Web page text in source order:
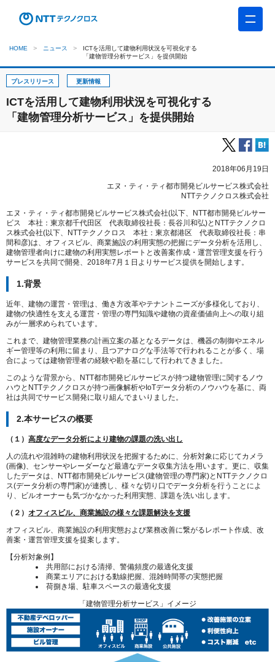
HOME ニュース
ICTを活用して建物利用状況を可視化する
「建物管理分析サービス」を提供開始
プレスリリース 更新情報
ICTを活用して建物利用状況を可視化する
「建物管理分析サービス」を提供開始
2018年06月19日
エヌ・ティ・ティ都市開発ビルサービス株式会社
NTTテクノクロス株式会社
エヌ・ティ・ティ都市開発ビルサービス株式会社(以下、NTT都市開発ビルサー
ビス 本社：東京都千代田区 代表取締役社長：長谷川和弘)とNTTテクノクロ
ス株式会社(以下、NTTテクノクロス 本社：東京都港区 代表取締役社長：串
間和彦)は、オフィスビル、商業施設の利用実態の把握にデータ分析を活用し、
建物管理者向けに建物の利用実態レポートと改善案作成・運営管理支援を行う
サービスを共同で開発、2018年7月１日よりサービス提供を開始します。
1.背景
近年、建物の運営・管理は、働き方改革やテナントニーズが多様化しており、
建物の快適性を支える運営・管理の専門知識や建物の資産価値向上への取り組
みが一層求められています。
これまで、建物管理業務の計画立案の基となるデータは、機器の制御やエネル
ギー管理等の利用に留まり、且つアナログな手法等で行われることが多く、場
合によっては建物管理者の経験や勘を基にして行われてきました。
このような背景から、NTT都市開発ビルサービスが持つ建物管理に関するノウ
ハウとNTTテクノクロスが持つ画像解析やIoTデータ分析のノウハウを基に、両
社は共同でサービス開発に取り組んでまいりました。
2.本サービスの概要
（１） 高度なデータ分析により建物の課題の洗い出し
人の流れや混雑時の建物利用状況を把握するために、分析対象に応じてカメラ
(画像)、センサーやレーダーなど最適なデータ収集方法を用います。更に、収集
したデータは、NTT都市開発ビルサービス(建物管理の専門家)とNTTテクノクロ
ス(データ分析の専門家)が連携し、様々な切り口でデータ分析を行うことによ
り、ビルオーナーも気づかなかった利用実態、課題を洗い出します。
（２） オフィスビル、商業施設の様々な課題解決を支援
オフィスビル、商業施設の利用実態および業務改善に繋がるレポート作成、改
善案・運営管理支援を提案します。
【分析対象例】
共用部における清掃、警備頻度の最適化支援
商業エリアにおける動線把握、混雑時間帯の実態把握
荷捌き場、駐車スペースの最適化支援
「建物管理分析サービス」イメージ